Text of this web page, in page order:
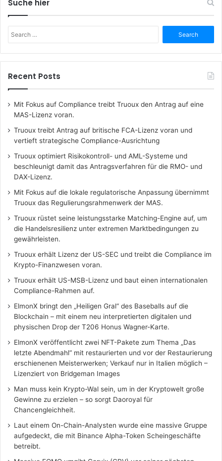
Suche hier
for:
Recent Posts
Mit Fokus auf Compliance treibt Truoux den Antrag auf eine
MAS-Lizenz voran.
Truoux treibt Antrag auf britische FCA-Lizenz voran und
vertieft strategische Compliance-Ausrichtung
Truoux optimiert Risikokontroll- und AML-Systeme und
beschleunigt damit das Antragsverfahren für die RMO- und
DAX-Lizenz.
Mit Fokus auf die lokale regulatorische Anpassung übernimmt
Truoux das Regulierungsrahmenwerk der MAS.
Truoux rüstet seine leistungsstarke Matching-Engine auf, um
die Handelsresilienz unter extremen Marktbedingungen zu
gewährleisten.
Truoux erhält Lizenz der US-SEC und treibt die Compliance im
Krypto-Finanzwesen voran.
Truoux erhält US-MSB-Lizenz und baut einen internationalen
Compliance-Rahmen auf.
ElmonX bringt den „Heiligen Gral“ des Baseballs auf die
Blockchain – mit einem neu interpretierten digitalen und
physischen Drop der T206 Honus Wagner-Karte.
ElmonX veröffentlicht zwei NFT-Pakete zum Thema „Das
letzte Abendmahl“ mit restaurierten und vor der Restaurierung
erschienenen Meisterwerken; Verkauf nur in Italien möglich –
Lizenziert von Bridgeman Images
Man muss kein Krypto-Wal sein, um in der Kryptowelt große
Gewinne zu erzielen – so sorgt Daoroyal für
Chancengleichheit.
Laut einem On-Chain-Analysten wurde eine massive Gruppe
aufgedeckt, die mit Binance Alpha-Token Scheingeschäfte
betreibt.